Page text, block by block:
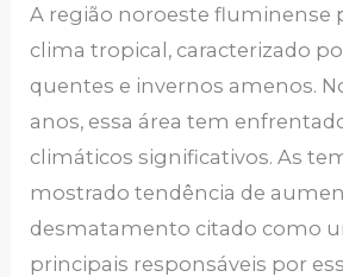
A região noroeste fluminense
clima tropical, caracterizado
quentes e invernos amenos.
anos, essa área tem
climáticos significativos. As
mostrado tendência de
desmatamento citado como
principais responsáveis por